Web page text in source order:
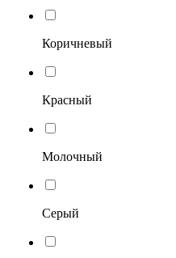
Коричневый
Красный
Молочный
Серый